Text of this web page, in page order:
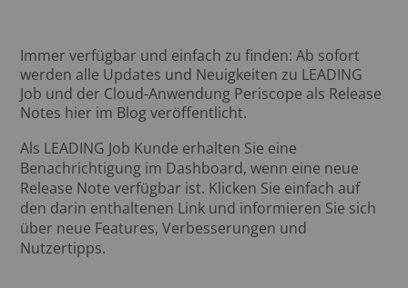
Immer verfügbar und einfach zu finden: Ab sofort
werden alle Updates und Neuigkeiten zu LEADING
Job und der Cloud-Anwendung Periscope als Release
Notes hier im Blog veröffentlicht.
Als LEADING Job Kunde erhalten Sie eine
Benachrichtigung im Dashboard, wenn eine neue
Release Note verfügbar ist. Klicken Sie einfach auf
den darin enthaltenen Link und informieren Sie sich
über neue Features, Verbesserungen und
Nutzertipps.